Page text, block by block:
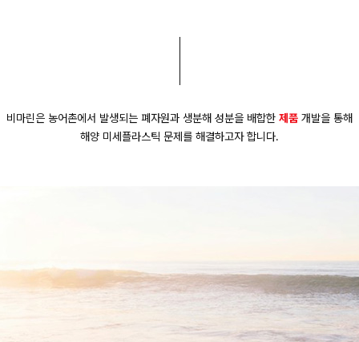
비마린은 농어촌에서 발생되는 폐자원과 생분해 성분을 배합한 제품 개발을 통해
해양 미세플라스틱 문제를 해결하고자 합니다.